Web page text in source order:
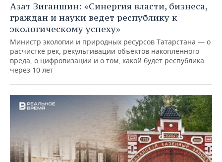
Азат Зиганшин: «Синергия власти, бизнеса,
граждан и науки ведет республику к
экологическому успеху»
Министр экологии и природных ресурсов Татарстана — о
расчистке рек, рекультивации объектов накопленного
вреда, о цифровизации и о том, какой будет республика
через 10 лет